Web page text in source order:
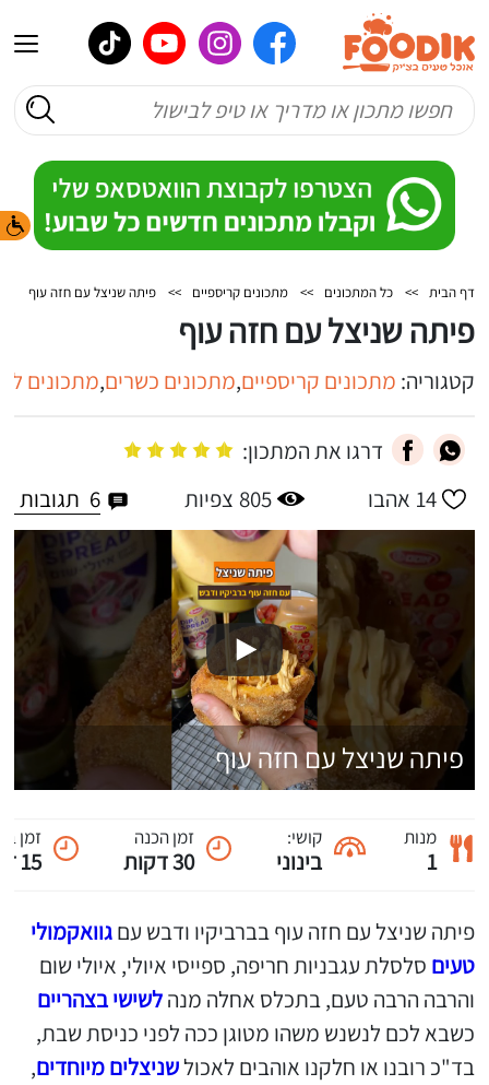
דף הבית >> כל המתכונים >> מתכונים קריספיים >> פיתה שניצל עם חזה עוף
פיתה שניצל עם חזה עוף
קטגוריה: מתכונים קריספיים,מתכונים כשרים,מתכונים
דרגו את המתכון:
14 אהבו 805 צפיות 6 תגובות
פיתה שניצל עם חזה עוף
מנות
1
קושי:
בינוני
זמן הכנה
30 דקות
זמן
15 דקות
פיתה שניצל עם חזה עוף בברביקיו ודבש עםגוואקמולי
טעים סלסלת עגבניות חריפה, ספייסי איולי, איולי שום
והרבה הרבה טעם, בתכלס אחלה מנהלשישי בצהריים
כשבא לכם לנשנש משהו מטוגן ככה לפני כניסת שבת,
בד"כ רובנו או חלקנו אוהבים לאכולשניצלים מיוחדים,